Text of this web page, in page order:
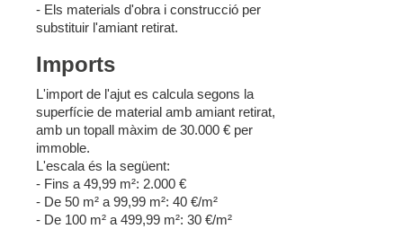
- Els materials d'obra i construcció per
substituir l'amiant retirat.
Imports
L'import de l'ajut es calcula segons la
superfície de material amb amiant retirat,
amb un topall màxim de 30.000 € per
immoble.
L'escala és la següent:
- Fins a 49,99 m²: 2.000 €
- De 50 m² a 99,99 m²: 40 €/m²
- De 100 m² a 499,99 m²: 30 €/m²